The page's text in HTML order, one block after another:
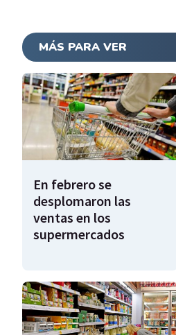
MÁS PARA VER
En febrero se
desplomaron las
ventas en los
supermercados